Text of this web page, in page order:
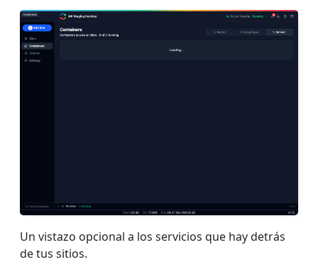
Un vistazo opcional a los servicios que hay detrás
de tus sitios.